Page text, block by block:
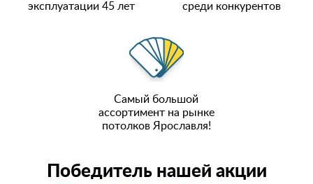
эксплуатации 45 лет
среди конкурентов
Самый большой
ассортимент на рынке
потолков Ярославля!
Победитель нашей акции